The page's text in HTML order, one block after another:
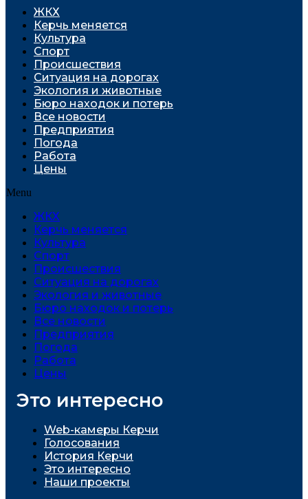
ЖКХ
Керчь меняется
Культура
Спорт
Проиcшествия
Ситуация на дорогах
Экология и животные
Бюро находок и потерь
Все новости
Предприятия
Погода
Работа
Цены
Menu
ЖКХ
Керчь меняется
Культура
Спорт
Проиcшествия
Ситуация на дорогах
Экология и животные
Бюро находок и потерь
Все новости
Предприятия
Погода
Работа
Цены
Это интересно
Web-камеры Керчи
Голосования
История Керчи
Это интересно
Наши проекты